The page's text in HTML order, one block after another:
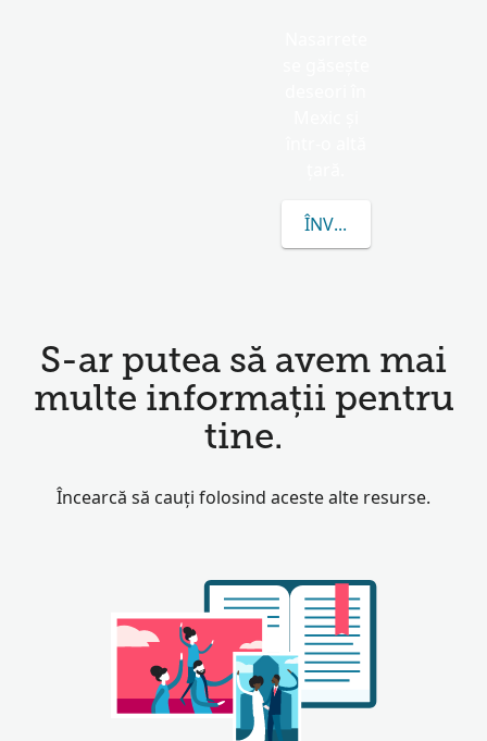
ÎNVAȚĂ MAI MULTE
S-ar putea să avem mai
multe informații pentru
tine.
Încearcă să cauți folosind aceste alte resurse.